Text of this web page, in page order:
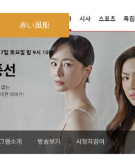
赤い風船